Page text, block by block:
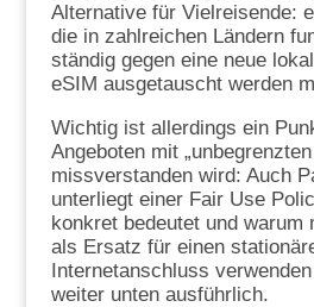
Alternative für Vielreisende:
die in zahlreichen Ländern
ständig gegen eine neue
eSIM ausgetauscht werden
Wichtig ist allerdings ein
Angeboten mit
missverstanden wird: Auch
unterliegt einer Fair Use
konkret bedeutet und warum
als Ersatz für einen
Internetanschluss
weiter unten ausführlich.